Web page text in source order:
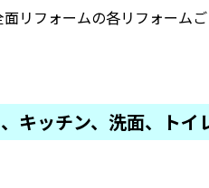
リフォームの各リフォーム
キッチン、洗面、トイ